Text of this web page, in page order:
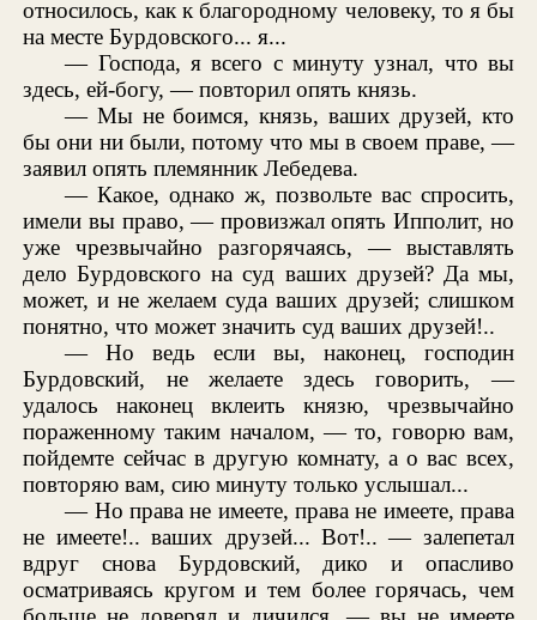
относилось, как к благородному человеку, то я бы
на месте Бурдовского... я...
— Господа, я всего с минуту узнал, что вы
здесь, ей-богу, — повторил опять князь.
— Мы не боимся, князь, ваших друзей, кто
бы они ни были, потому что мы в своем праве, —
заявил опять племянник Лебедева.
— Какое, однако ж, позвольте вас спросить,
имели вы право, — провизжал опять Ипполит, но
уже чрезвычайно разгорячаясь, — выставлять
дело Бурдовского на суд ваших друзей? Да мы,
может, и не желаем суда ваших друзей; слишком
понятно, что может значить суд ваших друзей!..
— Но ведь если вы, наконец, господин
Бурдовский, не желаете здесь говорить, —
удалось наконец вклеить князю, чрезвычайно
пораженному таким началом, — то, говорю вам,
пойдемте сейчас в другую комнату, а о вас всех,
повторяю вам, сию минуту только услышал...
— Но права не имеете, права не имеете, права
не имеете!.. ваших друзей... Вот!.. — залепетал
вдруг снова Бурдовский, дико и опасливо
осматриваясь кругом и тем более горячась, чем